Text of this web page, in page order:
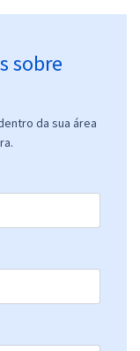
sobre
da sua área